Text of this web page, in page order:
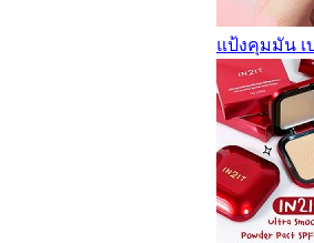
แป้งคุมมัน เ